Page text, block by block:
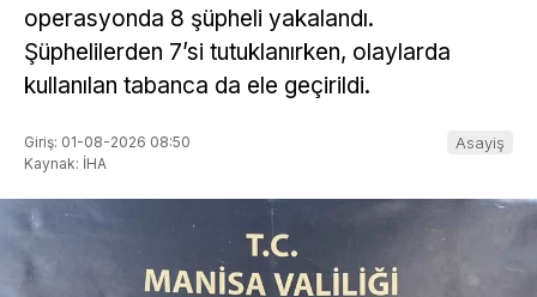
operasyonda 8 şüpheli yakalandı.
Şüphelilerden 7’si tutuklanırken, olaylarda
kullanılan tabanca da ele geçirildi.
Giriş: 01-08-2026 08:50
Kaynak: İHA
Asayiş